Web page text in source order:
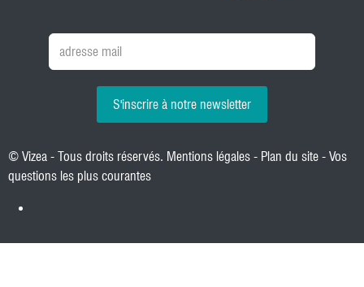
S'inscrire à notre newsletter
© Vizea - Tous droits réservés. Mentions légales - Plan du site - Vos
questions les plus courantes